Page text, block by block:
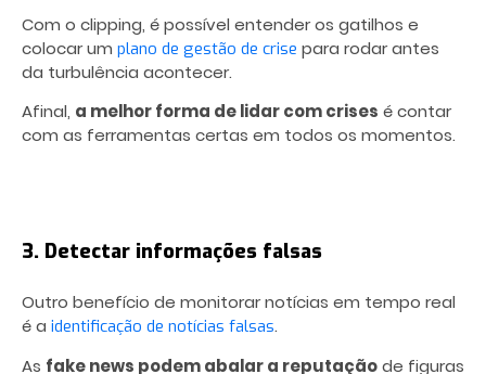
Com o clipping, é possível entender os gatilhos e
colocar um plano de gestão de crise para rodar antes
da turbulência acontecer.
Afinal, a melhor forma de lidar com crises é contar
com as ferramentas certas em todos os momentos.
3. Detectar informações falsas
Outro benefício de monitorar notícias em tempo real
é a identificação de notícias falsas.
As fake news podem abalar a reputaçãode figuras